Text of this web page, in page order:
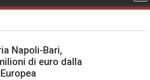
Napoli-Bari,
di euro dalla